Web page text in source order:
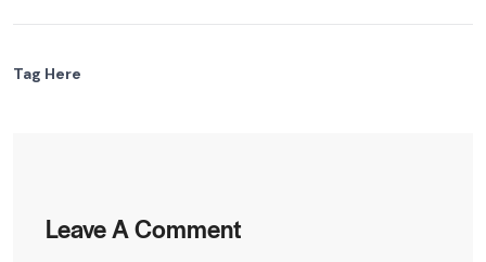
Tag Here
Leave A Comment